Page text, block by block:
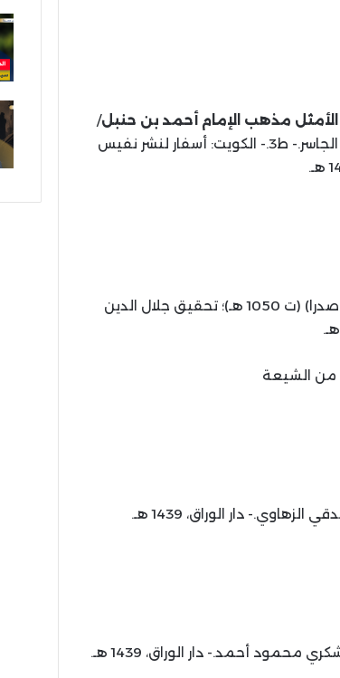
مذهب الإمام أحمد بن حنبل/
منصور بن يونس البهوتي (ت 1051 هـ)؛ تحقيق جاسر بن مطلق الجاسر.- ط3.- الكويت: أسفار لنشر نفيس
/ صدر الدين محمد بن إبراهيم الشيرازي (ملا صدرا) (ت 1050 هـ)؛ تحقيق جلال الدين
الشيعة
دار الوراق، 1439 هـ.